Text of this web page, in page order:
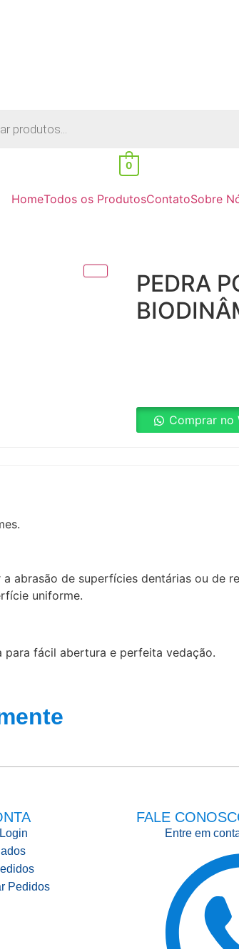
0
HomeTodos os ProdutosContatoSobre
PEDRA
Comprar no
abrasão de superfícies dentárias ou de
uniforme.
fácil abertura e perfeita vedação.
Pedidos
FALE
Entre em